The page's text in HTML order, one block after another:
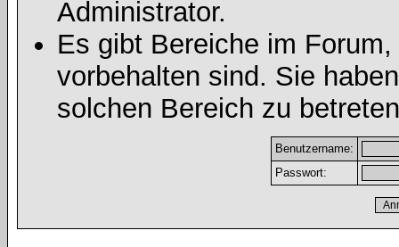
Administrator.
Es gibt Bereiche im
vorbehalten sind. Sie
solchen Bereich zu
Benutzername:
Passwort: